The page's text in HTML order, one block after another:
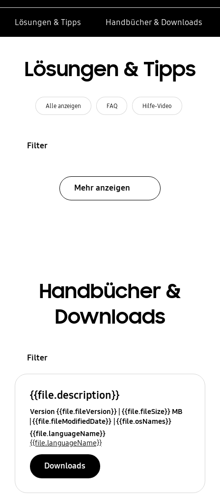
Lösungen & Tipps Handbücher & Downloads
Lösungen & Tipps
Alle anzeigen FAQ Hilfe-Video
Filter
Mehr anzeigen
Handbücher &
Downloads
Filter
{{file.description}}
Version {{file.fileVersion}} {{file.fileSize}} MB
{{file.fileModifiedDate}} {{file.osNames}}
{{file.languageName}}
{{file.languageName}}
Downloads